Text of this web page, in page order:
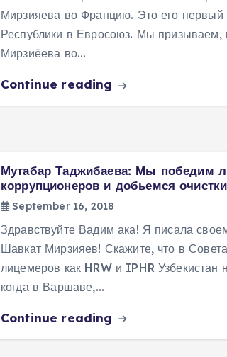
Мирзияева во Францию. Это его первый
Республики в Евросоюз. Мы призываем,
Мирзиёева во…
Continue reading
Мутабар Таджибаева: Мы победим
коррупционеров и добьемся
September 16, 2018
Здравствуйте Вадим ака! Я писала
Шавкат Мирзияев! Скажите, что в
лицемеров как HRW и IPHR Узбекистан
когда в Варшаве,…
Continue reading